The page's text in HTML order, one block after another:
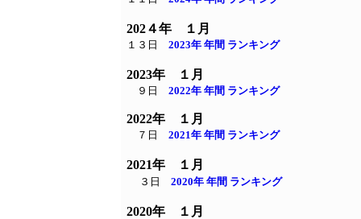
202４年 １月
１３日 2023年 年間 ランキング
2023年 １月
９日 2022年 年間 ランキング
2022年 １月
７日 2021年 年間 ランキング
2021年 １月
３日 2020年 年間 ランキング
2020年 １月